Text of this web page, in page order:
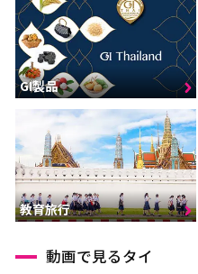
GI製品
教育旅行
動画で見るタイ